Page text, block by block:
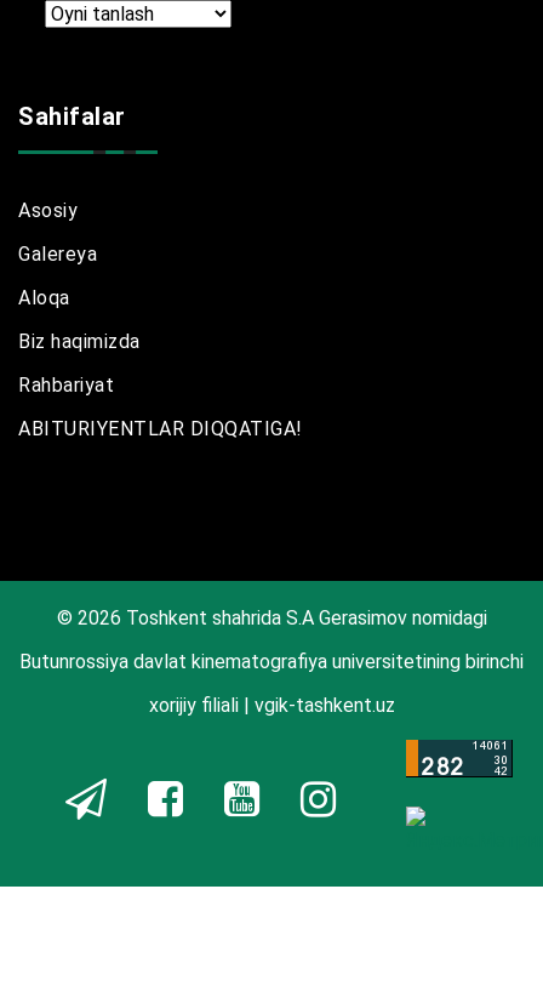
Arxir
Sahifalar
Asosiy
Galereya
Aloqa
Biz haqimizda
Rahbariyat
ABITURIYENTLAR DIQQATIGA!
© 2026 Toshkent shahrida S.A Gerasimov nomidagi
Butunrossiya davlat kinematografiya universitetining birinchi
xorijiy filiali | vgik-tashkent.uz